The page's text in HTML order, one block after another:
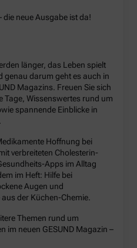
die neue Ausgabe ist da!
länger, das Leben spielt
genau darum geht es auch in
Magazins. Freuen Sie sich
Tage, Wissenswertes rund um
spannende Einblicke in
Hoffnung bei
verbreiteten Cholesterin-
Apps im Alltag
im Heft: Hilfe bei
Augen und
der Küchen-Chemie.
Themen rund um
im neuen GESUND Magazin –